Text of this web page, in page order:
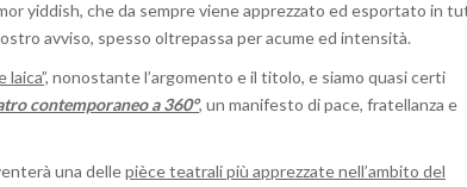
yiddish, che da sempre viene apprezzato ed esportato in
avviso, spesso oltrepassa per acume ed intensità.
nonostante l’argomento e il titolo, e siamo quasi certi
contemporaneo a 360°, un manifesto di pace, fratellanza e
una dellepièce teatrali più apprezzate nell’ambito del